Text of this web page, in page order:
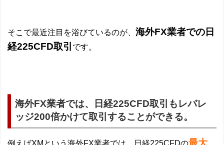
そこで最近注目を浴びているのが、 海外FX業者での日
経225CFD取引 です。
海外FX業者では、日経225CFD取引もレバレ
ッジ200倍かけて取引することができる。
例えばXMという海外FX業者では、日経225CFDの最大